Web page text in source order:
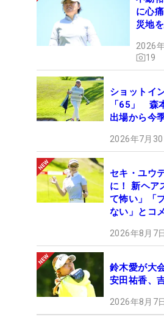
に心
災地
2026
19
ショットイ
「65」 森
出場から今
2026年7月
セキ・ユウ
に！ 新ヘア
て怖い」「
ない」とコ
2026年8月7
鈴木愛が大
安田祐香、
2026年8月7